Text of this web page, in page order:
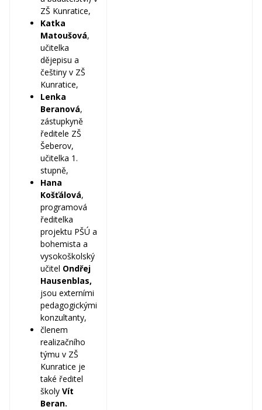
ZŠ Kunratice,
Katka
Matoušová,
učitelka
dějepisu a
češtiny v ZŠ
Kunratice,
Lenka
Beranová,
zástupkyně
ředitele ZŠ
Šeberov,
učitelka 1.
stupně,
Hana
Košťálová,
programová
ředitelka
projektu PŠÚ a
bohemista a
vysokoškolský
učitel Ondřej
Hausenblas,
jsou externími
pedagogickými
konzultanty,
členem
realizačního
týmu v ZŠ
Kunratice je
také ředitel
školy Vít
Beran.